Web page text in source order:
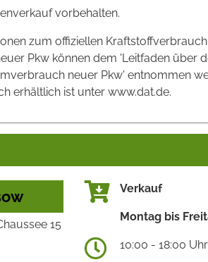
vorbehalten.
zum offiziellen
Pkw können dem 'Leitfaden über
neuer Pkw' entnommen
erhältlich ist unter www.dat.de.
15
Verkauf
Montag bis
10:00 - 18:00 Uhr